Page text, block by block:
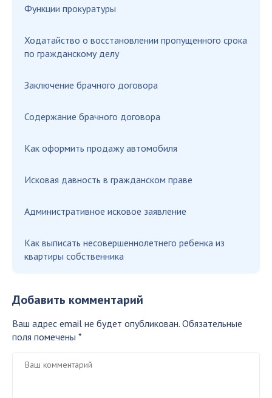
Функции прокуратуры
Ходатайство о восстановлении пропущенного срока
по гражданскому делу
Заключение брачного договора
Содержание брачного договора
Как оформить продажу автомобиля
Исковая давность в гражданском праве
Административное исковое заявление
Как выписать несовершеннолетнего ребенка из
квартиры собственника
Добавить комментарий
Ваш адрес email не будет опубликован. Обязательные
поля помечены *